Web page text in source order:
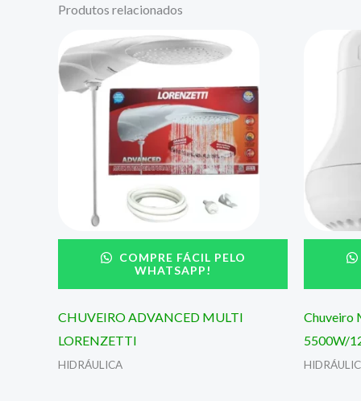
Produtos relacionados
COMPRE FÁCIL PELO
WHATSAPP!
CHUVEIRO ADVANCED MULTI
LORENZETTI
HIDRÁULICA
Chuveiro
5500W/